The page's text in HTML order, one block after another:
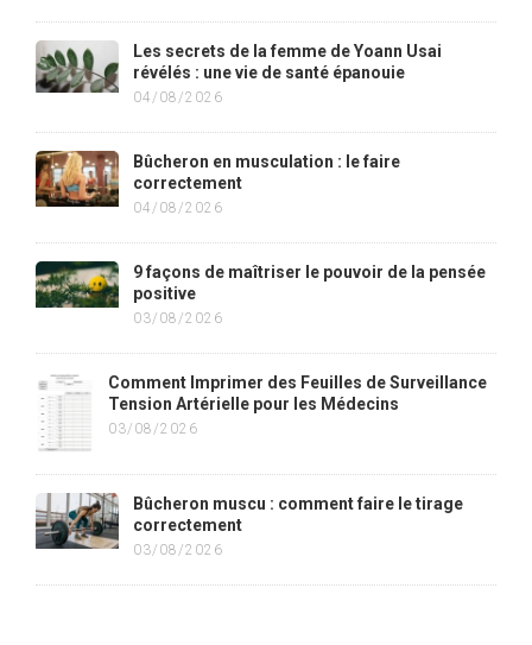
Les secrets de la femme de Yoann Usai
révélés : une vie de santé épanouie
04/08/2026
Bûcheron en musculation : le faire
correctement
04/08/2026
9 façons de maîtriser le pouvoir de la pensée
positive
03/08/2026
Comment Imprimer des Feuilles de Surveillance
Tension Artérielle pour les Médecins
03/08/2026
Bûcheron muscu : comment faire le tirage
correctement
03/08/2026